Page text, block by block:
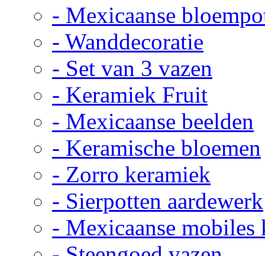
- Mexicaanse
- Wanddecoratie
- Set van 3 vazen
- Keramiek Fruit
- Mexicaanse beelden
- Keramische bloemen
- Zorro keramiek
- Sierpotten aardewerk
- Mexicaanse mobiles